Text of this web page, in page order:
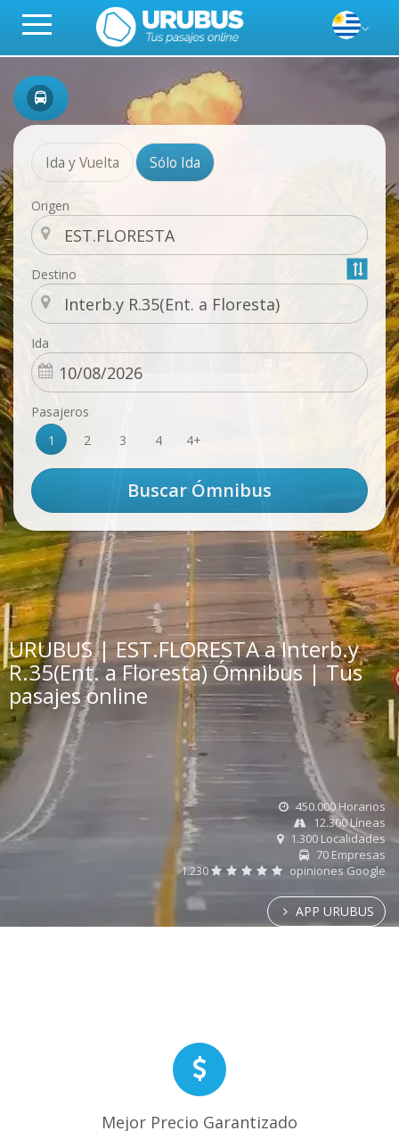
Ida y Vuelta Sólo Ida
Origen
Destino
Ida
Pasajeros
1
2 3 4 4+
URUBUS | EST.FLORESTA a Interb.y
R.35(Ent. a Floresta) Ómnibus | Tus
pasajes online
450.000 Horarios
12.300 Líneas
1.300 Localidades
70 Empresas
1.230
opiniones Google
APP URUBUS
Mejor Precio Garantizado